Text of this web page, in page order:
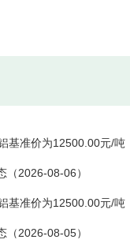
本周氟化铝市场延续平稳
近期氟化铝市场价格平稳
本周氟化铝市场平稳观望
月氟化铝价格走势持续上
基准价为12500.00元/吨
（2026-08-06）
基准价为12500.00元/吨
（2026-08-05）